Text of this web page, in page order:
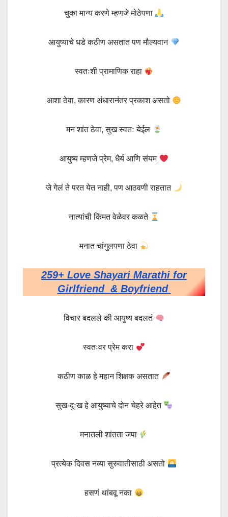
चुका मान्य करणे म्हणजे मोठेपणा
आयुष्याचे धडे कठीण असतात पण मौल्यवान
स्वतःशी प्रामाणिक राहा
आशा ठेवा, कारण अंधारानंतर प्रकाश असतो
मन शांत ठेवा, सुख स्वतः येईल
आयुष्य म्हणजे प्रेम, धैर्य आणि संयम
जे गेलं ते परत येत नाही, पण आठवणी राहतात
नात्यांची किंमत वेळेवर कळते
मनात चांगुलपणा ठेवा
259+ Love Shayari Marathi for
Girlfriend & Boyfriend
विचार बदलले की आयुष्य बदलतं
स्वतःवर प्रेम करा
कठीण काळ हे महान शिक्षक असतात
सुख-दुःख हे आयुष्याचे दोन चेहरे आहेत
मनातली शांतता जपा
प्रत्येक दिवस नव्या सुरुवातीसाठी असतो
हसणं थांबवू नका